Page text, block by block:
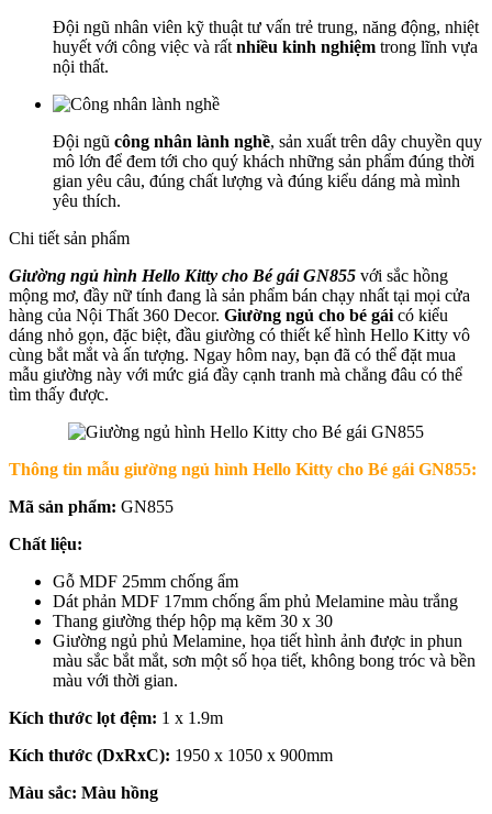
Đội ngũ nhân viên kỹ thuật tư vấn trẻ trung, năng động, nhiệt
huyết với công việc và rất nhiều kinh nghiệm trong lĩnh vựa
nội thất.
Đội ngũ công nhân lành nghề, sản xuất trên dây chuyền quy
mô lớn để đem tới cho quý khách những sản phẩm đúng thời
gian yêu câu, đúng chất lượng và đúng kiểu dáng mà mình
yêu thích.
Chi tiết sản phẩm
Giường ngủ hình Hello Kitty cho Bé gái GN855 với sắc hồng
mộng mơ, đầy nữ tính đang là sản phẩm bán chạy nhất tại mọi cửa
hàng của Nội Thất 360 Decor. Giường ngủ cho bé gái có kiểu
dáng nhỏ gọn, đặc biệt, đầu giường có thiết kế hình Hello Kitty vô
cùng bắt mắt và ấn tượng. Ngay hôm nay, bạn đã có thể đặt mua
mẫu giường này với mức giá đầy cạnh tranh mà chẳng đâu có thể
tìm thấy được.
Thông tin mẫu giường ngủ hình Hello Kitty cho Bé gái GN855:
Mã sản phẩm: GN855
Chất liệu:
Gỗ MDF 25mm chống ẩm
Dát phản MDF 17mm chống ẩm phủ Melamine màu trắng
Thang giường thép hộp mạ kẽm 30 x 30
Giường ngủ phủ Melamine, họa tiết hình ảnh được in phun
màu sắc bắt mắt, sơn một số họa tiết, không bong tróc và bền
màu với thời gian.
Kích thước lọt đệm: 1 x 1.9m
Kích thước (DxRxC): 1950 x 1050 x 900mm
Màu sắc: Màu hồng